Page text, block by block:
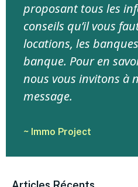
proposant tous les
conseils qu’il vous
locations, les
banque. Pour en
nous vous invitons à
message.
~ Immo Project